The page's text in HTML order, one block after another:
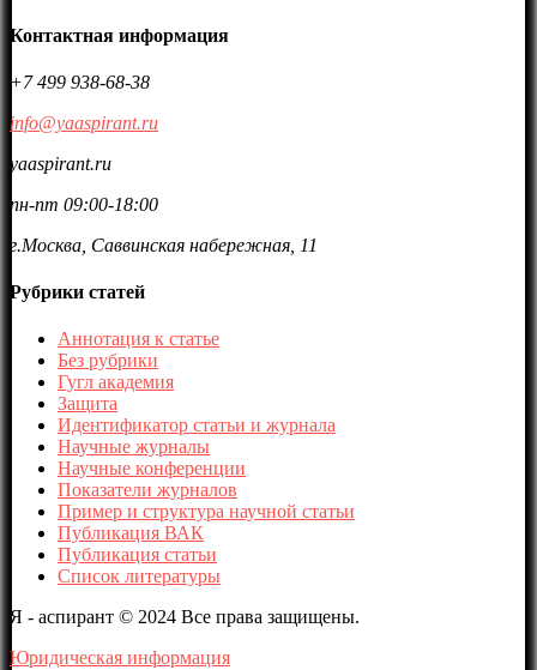
Контактная информация
+7 499 938-68-38
info@yaaspirant.ru
yaaspirant.ru
пн-пт 09:00-18:00
г.Москва, Саввинская набережная, 11
Рубрики статей
Аннотация к статье
Без рубрики
Гугл академия
Защита
Идентификатор статьи и журнала
Научные журналы
Научные конференции
Показатели журналов
Пример и структура научной статьи
Публикация ВАК
Публикация статьи
Список литературы
Я - аспирант © 2024 Все права защищены.
Юридическая информация